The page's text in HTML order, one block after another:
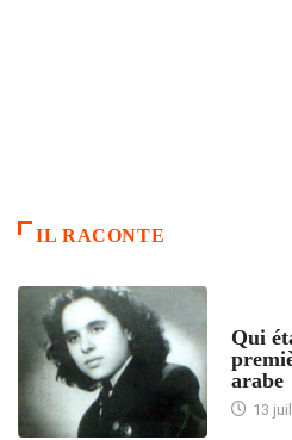
IL RACONTE
Qui
arabe
13